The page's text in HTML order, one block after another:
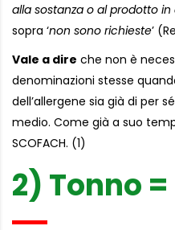
alla sostanza o al prodotto
sopra ‘non sono richieste’
Vale a dire che non è
denominazioni stesse
dell’allergene sia già di per
medio. Come già a suo
SCOFACH. (1)
2) Tonno